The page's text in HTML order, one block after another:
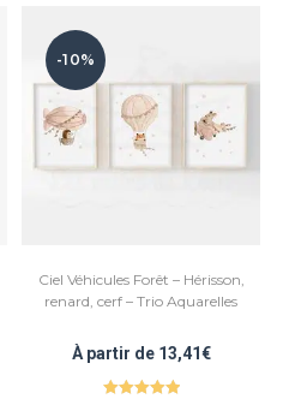
-10%
Ciel Véhicules Forêt – Hérisson,
renard, cerf – Trio Aquarelles
À partir de 13,41€